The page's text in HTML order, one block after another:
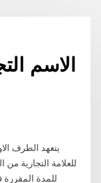
الاسم
للعلامة التجارية
للمدة المقررة